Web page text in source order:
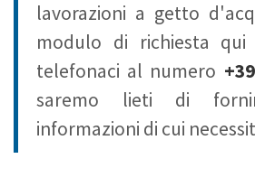
lavorazioni a getto
modulo di richiesta
telefonaci al numero
saremo lieti di
informazioni di cui